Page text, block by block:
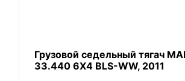
​Грузовой седельный тягач
33.440 6X4 BLS-WW, 2011